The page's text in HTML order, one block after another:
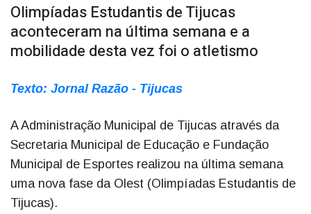
Olimpíadas Estudantis de Tijucas
aconteceram na última semana e a
mobilidade desta vez foi o atletismo
Texto: Jornal Razão - Tijucas
A Administração Municipal de Tijucas através da
Secretaria Municipal de Educação e Fundação
Municipal de Esportes realizou na última semana
uma nova fase da Olest (Olimpíadas Estudantis de
Tijucas).